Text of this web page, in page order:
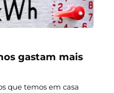
gastam mais
que temos em casa